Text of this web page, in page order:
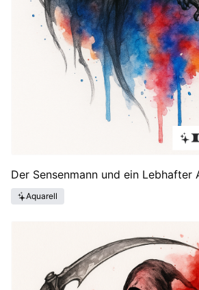
Der Sensenmann und ein Lebhafter
Aquarell